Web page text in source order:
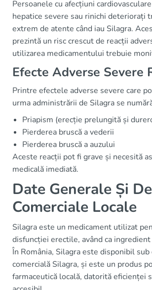
Persoanele cu afecțiuni
hepatice severe sau rinichi deteriorați
extrem de atente când iau Silagra.
prezintă un risc crescut de reacții
utilizarea medicamentului trebuie
Efecte Adverse Severe
Printre efectele adverse severe care
urma administrării de Silagra se
Priapism (erecție prelungită și
Pierderea bruscă a vederii
Pierderea bruscă a auzului
Aceste reacții pot fi grave și necesită
medicală imediată.
Date Generale Și
Comerciale Locale
Silagra este un medicament utilizat
disfuncției erectile, având ca
În România, Silagra este disponibil
comercială Silagra, și este un produs
farmaceutică locală, datorită eficienței